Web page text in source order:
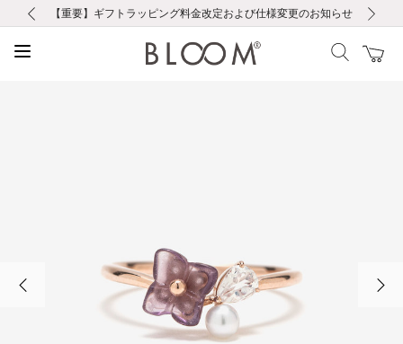
お修理・アフターサービスのご案内
【重要】令和８年熊本地震に伴う集配への影響について
【重要】ギフトラッピング料金改定および仕様変更のお知らせ
【重要】夏季休業の営業についてのご案内
税込5,500円以上で送料無料｜最短24時間以内に発送
新規会員登録で1000ポイントプレゼント！
新規LINE友だち登録で500円クーポンプレゼント
会員限定！レビュー投稿で100ポイントプレゼント
お修理・アフターサービスのご案内
【重要】令和８年熊本地震に伴う集配への影響について